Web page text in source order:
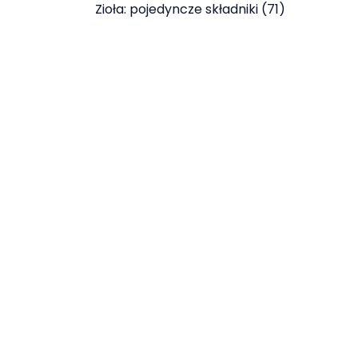
Zioła: pojedyncze składniki 71